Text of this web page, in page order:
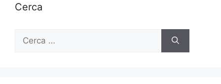
Cerca
per: